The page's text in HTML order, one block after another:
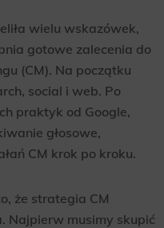
wielu wskazówek,
gotowe zalecenia do
(CM). Na początku
social i web. Po
praktyk od Google,
głosowe,
CM krok po kroku.
że strategia CM
Najpierw musimy skupić